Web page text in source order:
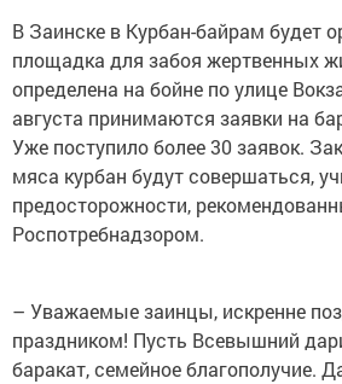
В Заинске в Курбан-байрам будет
площадка для забоя жертвенных
определена на бойне по улице
августа принимаются заявки на
Уже поступило более 30 заявок.
мяса курбан будут совершаться,
предосторожности,
Роспотребнадзором.
– Уважаемые заинцы, искренне
праздником! Пусть Всевышний
баракат, семейное благополучие.